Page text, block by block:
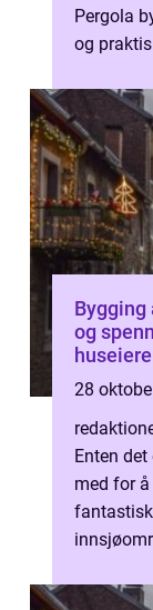
Pergola
og
Bygging
og
på en
28
Enten
med for